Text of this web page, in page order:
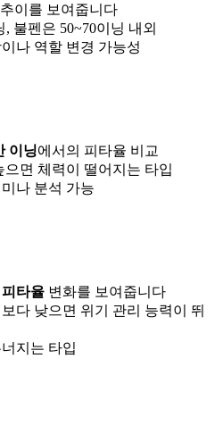
추이를 보여줍니다
불펜은 50~70이닝 내외
나 역할 변경 가능성
이닝에서의 피타율 비교
면 체력이 떨어지는 타입
나 분석 가능
타율 변화를 보여줍니다
다 낮으면 위기 관리 능력이 뛰
지는 타입